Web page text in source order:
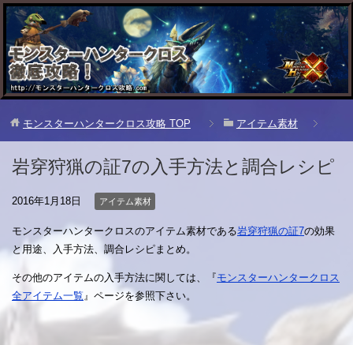
モンスターハンタークロス攻略 TOP アイテム素材
岩穿狩猟の証7の入手方法と調合レシピ
2016年1月18日 アイテム素材
モンスターハンタークロスのアイテム素材である岩穿狩猟の証7の効果
と用途、入手方法、調合レシピまとめ。
その他のアイテムの入手方法に関しては、『モンスターハンタークロス
全アイテム一覧 』ページを参照下さい。